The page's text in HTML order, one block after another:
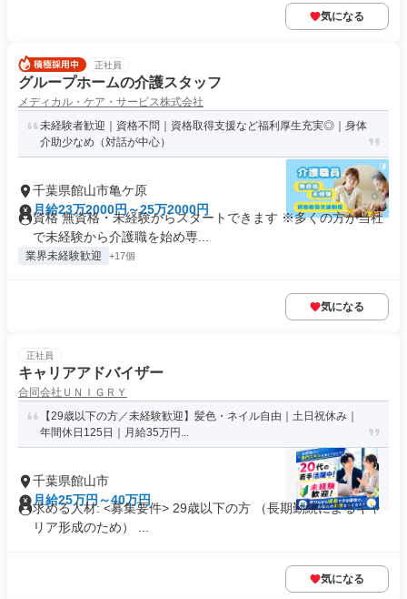
気になる
正社員
グループホームの介護スタッフ
メディカル・ケア・サービス株式会社
未経験者歓迎｜資格不問｜資格取得支援など福利厚生充実◎｜身体
介助少なめ（対話が中心）
千葉県館山市亀ケ原
月給23万2000円～25万2000円
資格 無資格・未経験からスタートできます ※多くの方が当社
で未経験から介護職を始め専...
業界未経験歓迎 +17個
気になる
正社員
キャリアアドバイザー
合同会社ＵＮＩＧＲＹ
【29歳以下の方／未経験歓迎】髪色・ネイル自由｜土日祝休み｜
年間休日125日｜月給35万円...
千葉県館山市
月給25万円～40万円
求める人材: <募集要件> 29歳以下の方 （長期勤続によるキャ
リア形成のため） ...
気になる